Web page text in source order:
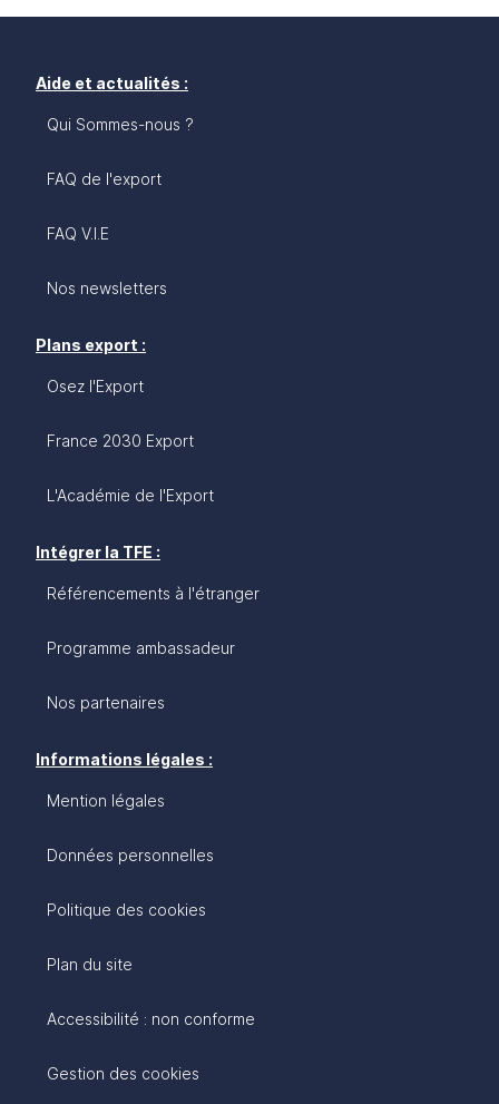
Aide et actualités :
Qui Sommes-nous ?
FAQ de l'export
FAQ V.I.E
Nos newsletters
Plans export :
Osez l'Export
France 2030 Export
L'Académie de l'Export
Intégrer la TFE :
Référencements à l'étranger
Programme ambassadeur
Nos partenaires
Informations légales :
Mention légales
Données personnelles
Politique des cookies
Plan du site
Accessibilité : non conforme
Gestion des cookies